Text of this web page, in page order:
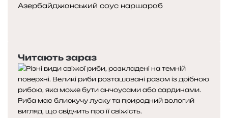
Азербайджанський соус наршараб
р
е
д
н
я
с
т
у
п
н
а
с
Читають зараз